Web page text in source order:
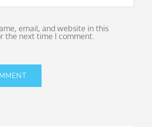
email, and website in this
the next time I comment.